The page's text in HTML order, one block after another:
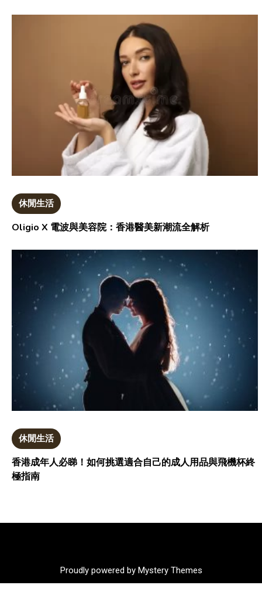
休閒生活
Oligio X 電波與美容院：香港醫美新潮流全解析
休閒生活
香港成年人必睇！如何挑選適合自己的成人用品與飛機杯終
極指南
Proudly powered by Mystery Themes